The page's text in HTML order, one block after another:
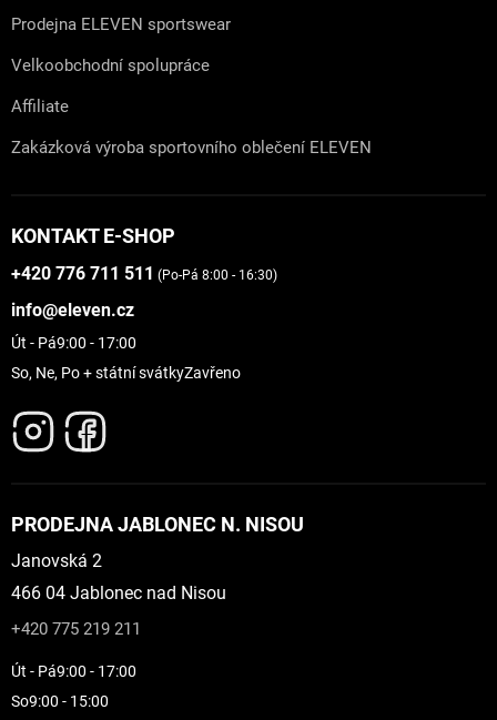
Prodejna ELEVEN sportswear
Velkoobchodní spolupráce
Affiliate
Zakázková výroba sportovního oblečení ELEVEN
KONTAKT E-SHOP
+420 776 711 511 (Po-Pá 8:00 - 16:30)
info@eleven.cz
Út - Pá9:00 - 17:00
So, Ne, Po + státní svátkyZavřeno
PRODEJNA JABLONEC N. NISOU
Janovská 2
466 04 Jablonec nad Nisou
+420 775 219 211
Út - Pá9:00 - 17:00
So9:00 - 15:00